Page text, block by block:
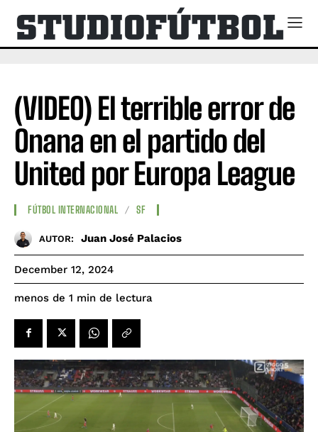
(VIDEO) El terrible error de
Onana en el partido del
United por Europa League
FÚTBOL INTERNACIONAL SF
AUTOR: Juan José Palacios
December 12, 2024
menos de 1 min de lectura